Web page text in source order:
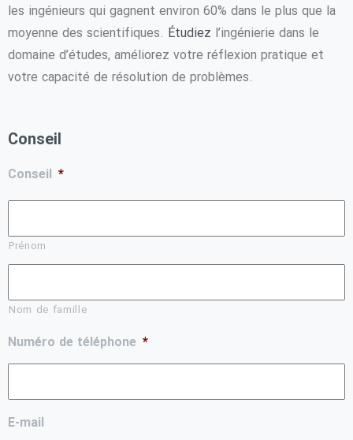
les ingénieurs qui gagnent environ 60% dans le plus que la
moyenne des scientifiques. Étudiez l’ingénierie dans le
domaine d’études, améliorez votre réflexion pratique et
votre capacité de résolution de problèmes.
Conseil
Conseil *
Prénom
Nom de famille
Numéro de téléphone *
E-mail